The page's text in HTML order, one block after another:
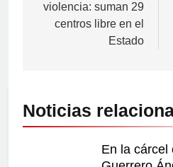
violencia: suman 29
centros libre en el
Estado
Noticias
En la cárcel